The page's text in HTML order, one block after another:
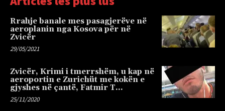
Rrahje banale mes pasagjerëve në
aeroplanin nga Kosova për në
Zvicër
29/05/2021
Zvicër, Krimi i tmerrshëm, u kap në
aeroportin e Zurichüt me kokën e
gjyshes në çantë, Fatmir T…
25/11/2020